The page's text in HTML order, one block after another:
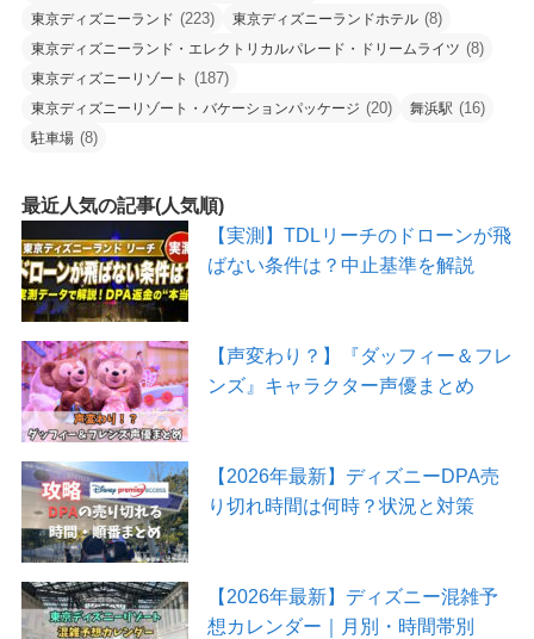
東京ディズニーランド (223) 東京ディズニーランドホテル (8)
東京ディズニーランド・エレクトリカルパレード・ドリームライツ (8)
東京ディズニーリゾート (187)
東京ディズニーリゾート・バケーションパッケージ (20) 舞浜駅 (16)
駐車場 (8)
最近人気の記事(人気順)
【実測】TDLリーチのドローンが飛
ばない条件は？中止基準を解説
【声変わり？】『ダッフィー＆フレ
ンズ』キャラクター声優まとめ
【2026年最新】ディズニーDPA売
り切れ時間は何時？状況と対策
【2026年最新】ディズニー混雑予
想カレンダー｜月別・時間帯別